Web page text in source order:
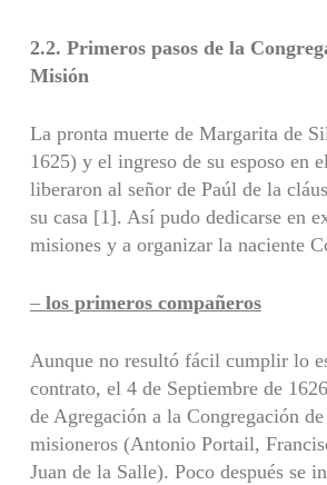
2.2. Primeros pasos de la
Misión
La pronta muerte de Margarita de
1625) y el ingreso de su esposo en
liberaron al señor de Paúl de la
su casa [1]. Así pudo dedicarse en
misiones y a organizar la naciente
– los primeros compañeros
Aunque no resultó fácil cumplir lo
contrato, el 4 de Septiembre de
de Agregación a la Congregación
misioneros (Antonio Portail,
Juan de la Salle). Poco después se